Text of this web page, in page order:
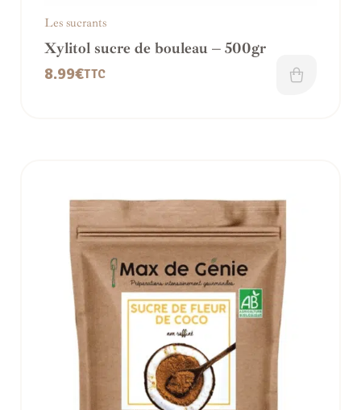
Les sucrants
Xylitol sucre de bouleau – 500gr
8.99€TTC